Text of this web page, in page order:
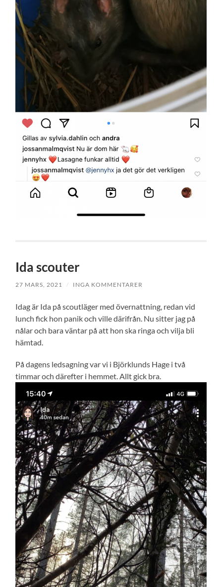
Ida scouter
27 MARS, 2021 / INGA KOMMENTARER
Idag är Ida på scoutläger med övernattning, redan vid
lunch fick hon panik och ville därifrån. Nu sitter jag på
nålar och bara väntar på att hon ska ringa och vilja bli
hämtad.
På dagens ledsagning var vi i Björklunds Hage i två
timmar och därefter i hemmet. Allt gick bra.